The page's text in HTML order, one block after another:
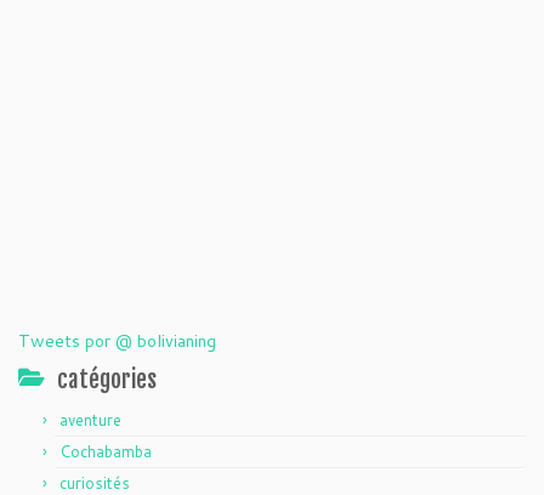
Tweets por @ bolivianing
catégories
aventure
Cochabamba
curiosités